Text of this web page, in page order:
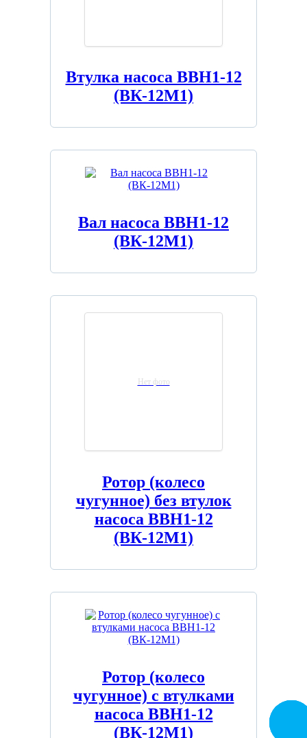
Втулка насоса ВВН1-12
(ВК-12М1)
Вал насоса ВВН1-12
(ВК-12М1)
Нет фото
Ротор (колесо
чугунное) без втулок
насоса ВВН1-12
(ВК-12М1)
Ротор (колесо
чугунное) с втулками
насоса ВВН1-12
(ВК-12М1)